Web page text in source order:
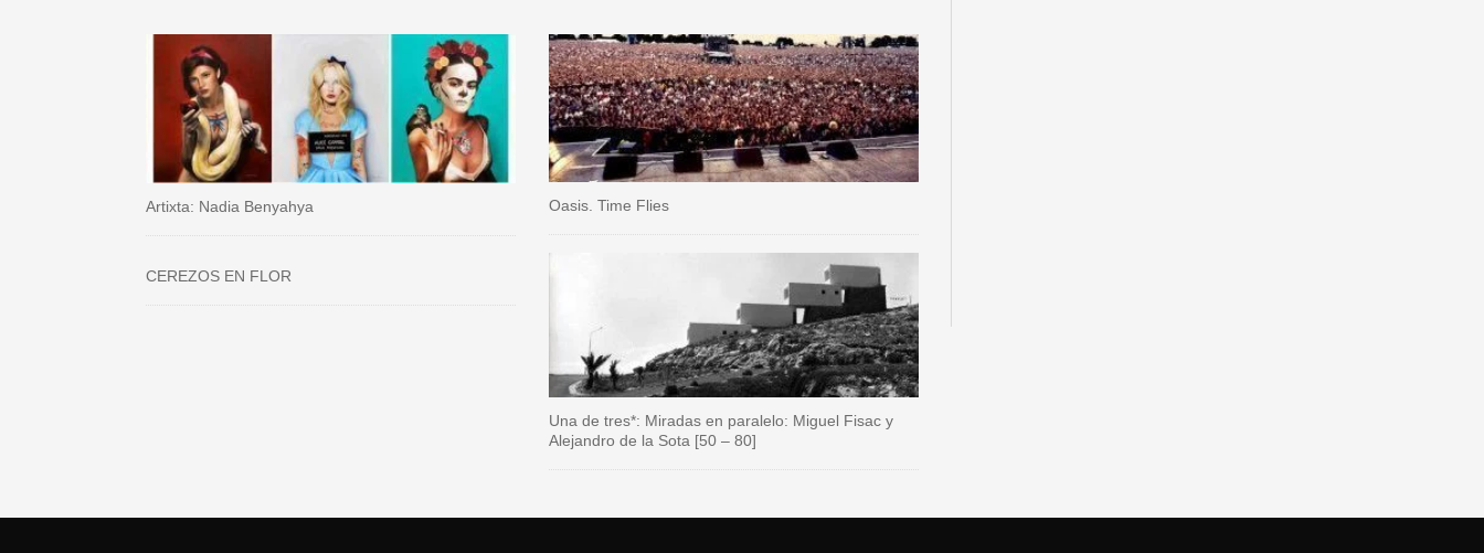
Artixta: Nadia Benyahya Oasis. Time Flies
CEREZOS EN FLOR
Una de tres*: Miradas en paralelo: Miguel Fisac y
Alejandro de la Sota [50 – 80]